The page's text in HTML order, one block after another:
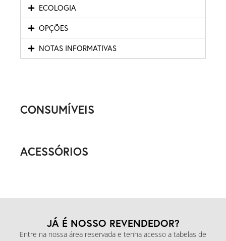
ECOLOGIA
OPÇÕES
NOTAS INFORMATIVAS
CONSUMÍVEIS
ACESSÓRIOS
JÁ É NOSSO REVENDEDOR?
Entre na nossa área reservada e tenha acesso a tabelas de